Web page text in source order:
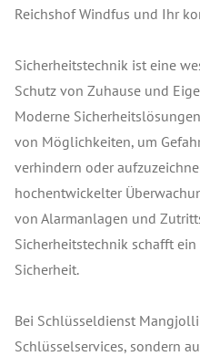
Reichshof Windfus und Ihr
Sicherheitstechnik ist eine
Schutz von Zuhause und
Moderne
von Möglichkeiten, um
verhindern oder
hochentwickelter
von Alarmanlagen und
Sicherheitstechnik schafft
Sicherheit.
Bei Schlüsseldienst
Schlüsselservices, sondern